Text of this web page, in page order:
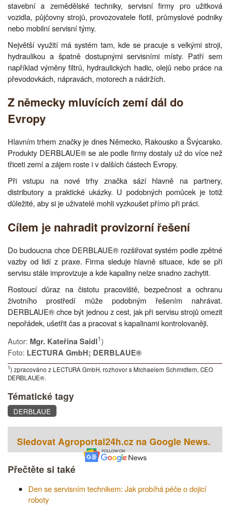
stavební a zemědělské techniky, servisní firmy pro užitková
vozidla, půjčovny strojů, provozovatele flotil, průmyslové podniky
nebo mobilní servisní týmy.
Největší využití má systém tam, kde se pracuje s velkými stroji,
hydraulikou a špatně dostupnými servisními místy. Patří sem
například výměny filtrů, hydraulických hadic, olejů nebo práce na
převodovkách, nápravách, motorech a nádržích.
Z německy mluvících zemí dál do
Evropy
Hlavním trhem značky je dnes Německo, Rakousko a Švýcarsko.
Produkty DERBLAUE® se ale podle firmy dostaly už do více než
třiceti zemí a zájem roste i v dalších částech Evropy.
Při vstupu na nové trhy značka sází hlavně na partnery,
distributory a praktické ukázky. U podobných pomůcek je totiž
důležité, aby si je uživatelé mohli vyzkoušet přímo při práci.
Cílem je nahradit provizorní řešení
Do budoucna chce DERBLAUE® rozšiřovat systém podle zpětné
vazby od lidí z praxe. Firma sleduje hlavně situace, kde se při
servisu stále improvizuje a kde kapaliny nelze snadno zachytit.
Rostoucí důraz na čistotu pracoviště, bezpečnost a ochranu
životního prostředí může podobným řešením nahrávat.
DERBLAUE® chce být jednou z cest, jak při servisu strojů omezit
nepořádek, ušetřit čas a pracovat s kapalinami kontrolovaněji.
Autor: Mgr. Kateřina Saidl1)
Foto: LECTURA GmbH; DERBLAUE®
1) zpracováno z LECTURA GmbH, rozhovor s Michaelem Schmidtem, CEO
DERBLAUE®.
Tématické tagy
DERBLAUE
Sledovat Agroportal24h.cz na Google News.
Přečtěte si také
Den se servisním technikem: Jak probíhá péče o dojicí
roboty